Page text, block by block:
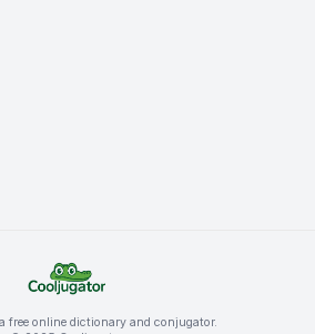
free online dictionary and conjugator.